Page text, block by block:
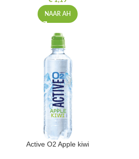
NAAR AH
Active O2 Apple kiwi